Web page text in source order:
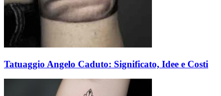
Tatuaggio Angelo Caduto: Significato, Idee e Costi